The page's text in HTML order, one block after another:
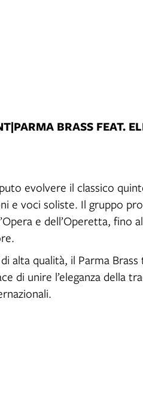
BRASS FEAT.
evolvere il classico
e voci soliste. Il gruppo
e dell’Operetta, fino
alta qualità, il Parma
di unire l’eleganza della